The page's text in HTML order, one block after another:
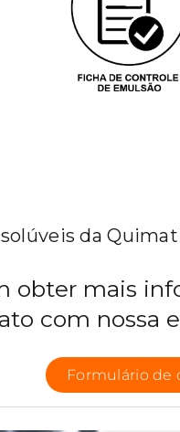
da
obter mais
com nossa
Formulário de